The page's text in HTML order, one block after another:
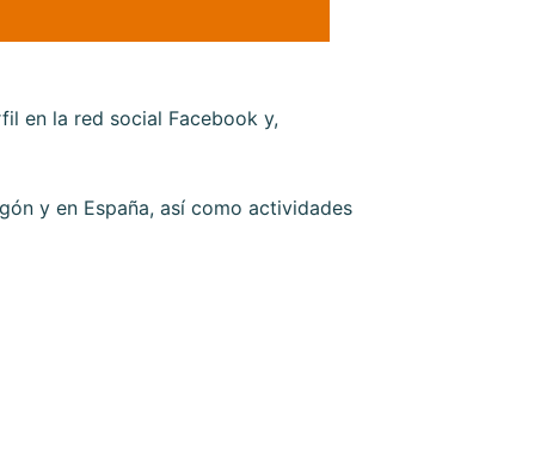
en la red social Facebook y,
y en España, así como actividades